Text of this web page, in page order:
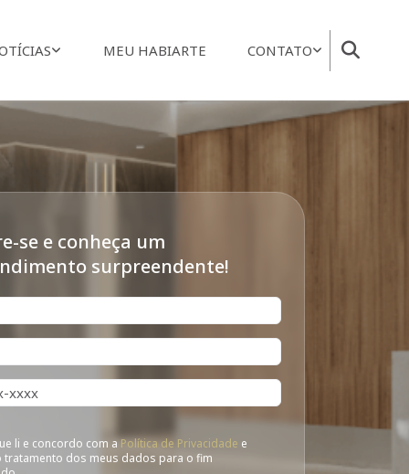
MEU HABIARTE CONTATO
se e conheça um
surpreendente!
li e concordo com aPolítica de Privacidade e
tratamento dos meus dados para o fim